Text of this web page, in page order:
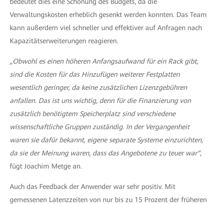
Verwaltungskosten erheblich gesenkt werden konnten. Das Team
kann außerdem viel schneller und effektiver auf Anfragen nach
Kapazitätserweiterungen reagieren.
„Obwohl es einen höheren Anfangsaufwand für ein Rack gibt,
sind die Kosten für das Hinzufügen weiterer Festplatten
wesentlich geringer, da keine zusätzlichen Lizenzgebühren
anfallen. Das ist uns wichtig, denn für die Finanzierung von
zusätzlich benötigtem Speicherplatz sind verschiedene
wissenschaftliche Gruppen zuständig. In der Vergangenheit
waren sie dafür bekannt, eigene separate Systeme einzurichten,
da sie der Meinung waren, dass das Angebotene zu teuer war“,
fügt Joachim Metge an.
Auch das Feedback der Anwender war sehr positiv. Mit
gemessenen Latenzzeiten von nur bis zu 15 Prozent der früheren